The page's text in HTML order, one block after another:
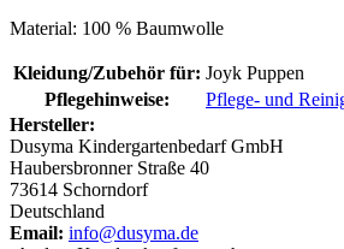
Material: 100 % Baumwolle
Kleidung/Zubehör für: Joyk Puppen
Pflegehinweise:
Pflege- und
Hersteller:
Dusyma Kindergartenbedarf GmbH
Haubersbronner Straße 40
73614 Schorndorf
Deutschland
Email: info@dusyma.de